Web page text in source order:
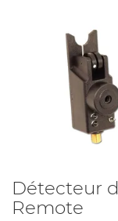
Détecteur
Remote